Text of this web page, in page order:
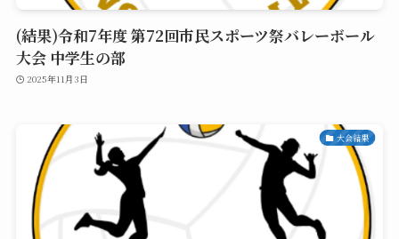
(結果)令和7年度 第72回市民スポーツ祭バレーボール
大会 中学生の部
2025年11月3日
大会結果